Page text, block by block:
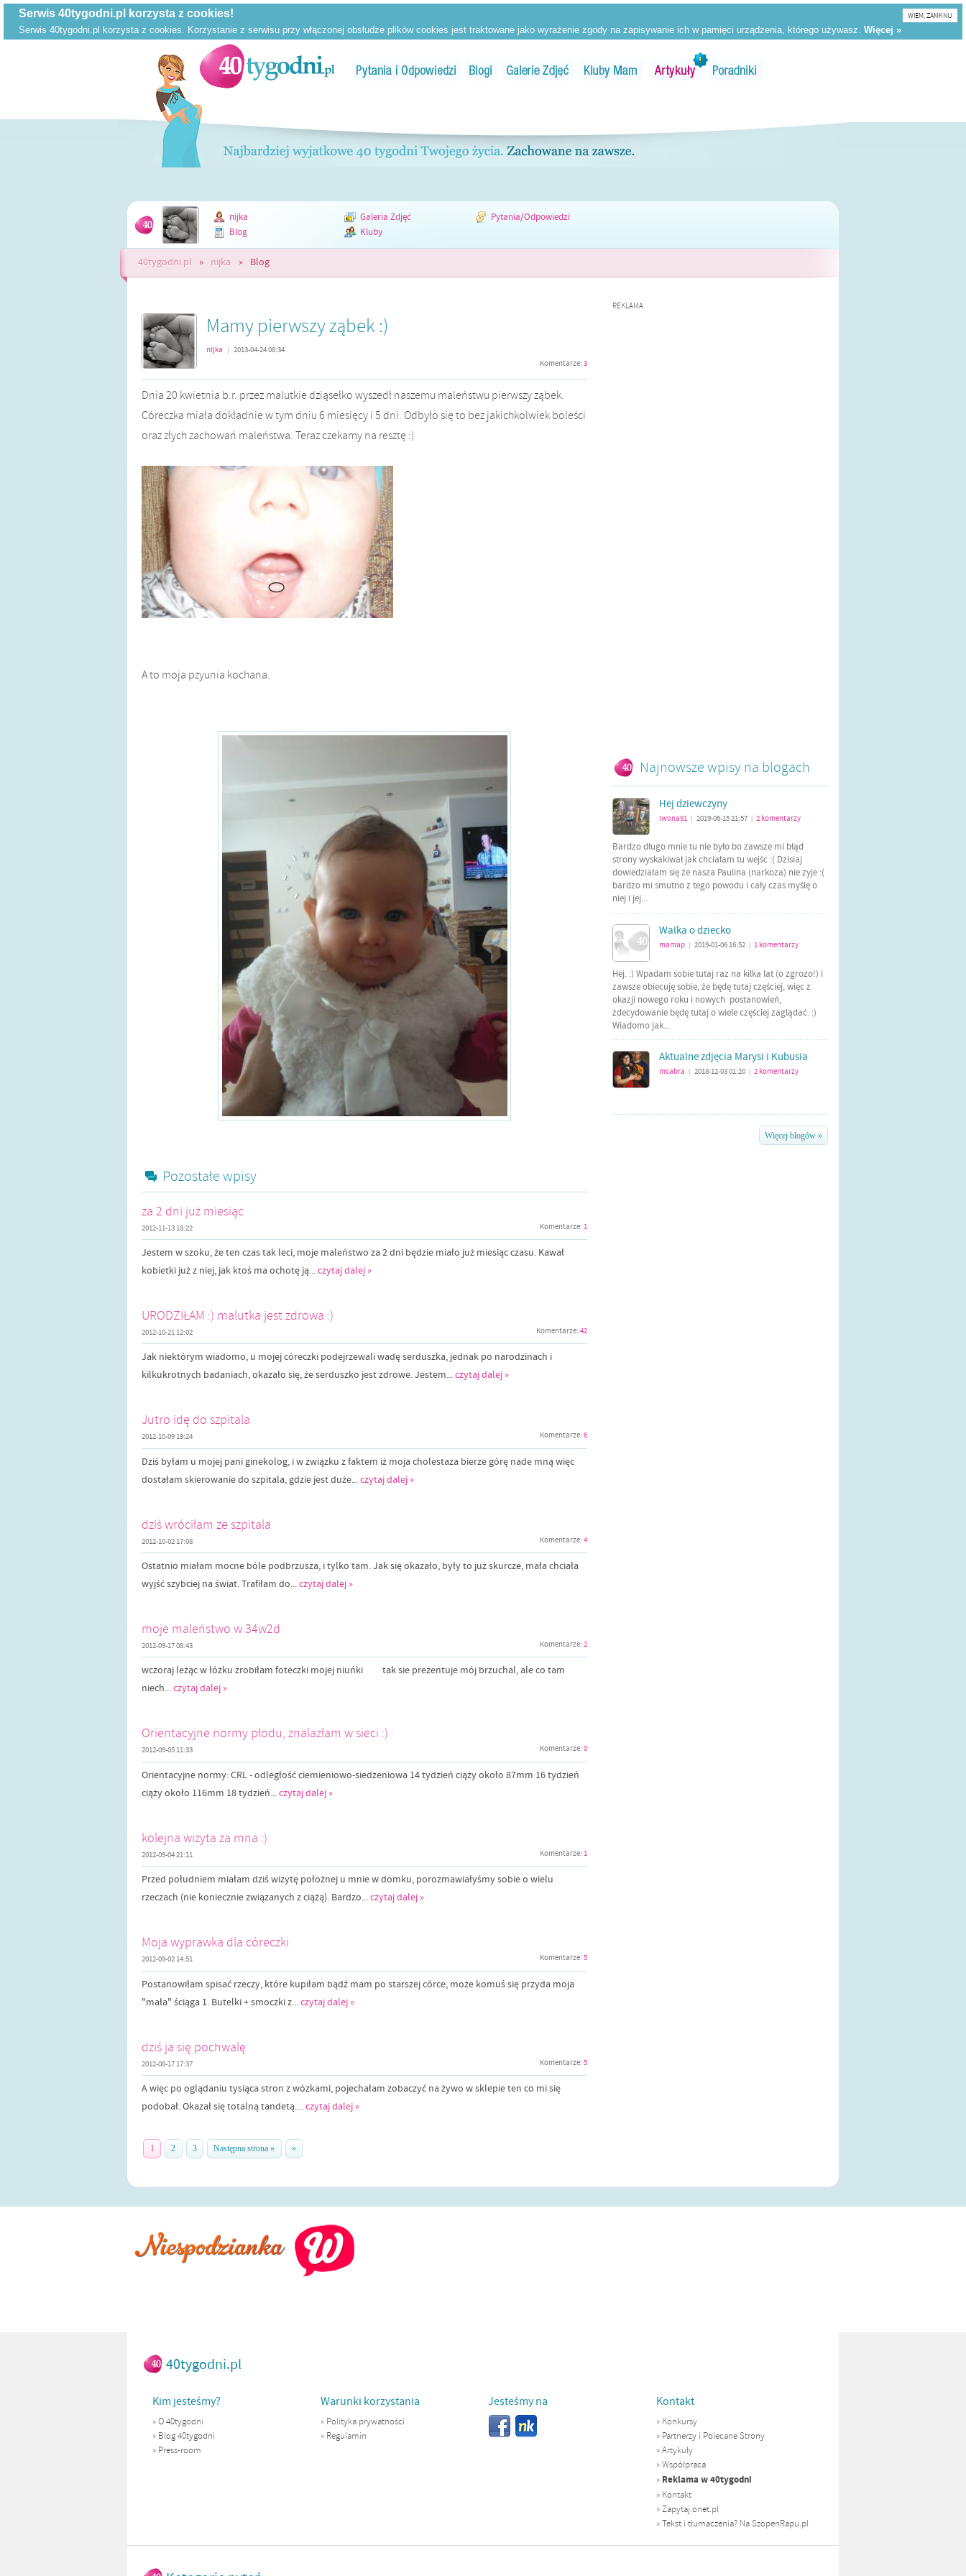
WIEM, ZAMKNIJ
nijka Galeria Zdjęć
Pytania/Odpowiedzi
Blog
Kluby
40tygodni.pl » nijka » Blog
Mamy pierwszy ząbek :)
nijka | 2013-04-24 08:34
Komentarze: 3
Dnia 20 kwietnia b.r. przez malutkie dziąsełko wyszedł naszemu maleństwu pierwszy ząbek.
Córeczka miała dokładnie w tym dniu 6 miesięcy i 5 dni. Odbyło się to bez jakichkolwiek boleści
oraz złych zachowań maleństwa. Teraz czekamy na resztę :)
A to moja pzyunia kochana.
Pozostałe wpisy
za 2 dni już miesiąc
2012-11-13 18:22 Komentarze: 1
Jestem w szoku, że ten czas tak leci, moje maleństwo za 2 dni będzie miało już miesiąc czasu. Kawał
kobietki już z niej, jak ktoś ma ochotę ją...czytaj dalej »
URODZIŁAM :) malutka jest zdrowa :)
2012-10-21 12:02 Komentarze: 42
Jak niektórym wiadomo, u mojej córeczki podejrzewali wadę serduszka, jednak po narodzinach i
kilkukrotnych badaniach, okazało się, że serduszko jest zdrowe. Jestem...czytaj dalej »
Jutro idę do szpitala
2012-10-09 19:24 Komentarze: 6
Dziś byłam u mojej pani ginekolog, i w związku z faktem iż moja cholestaza bierze górę nade mną więc
dostałam skierowanie do szpitala, gdzie jest duże...czytaj dalej »
dziś wróciłam ze szpitala
2012-10-02 17:08 Komentarze: 4
Ostatnio miałam mocne bóle podbrzusza, i tylko tam. Jak się okazało, były to już skurcze, mała chciała
wyjść szybciej na świat. Trafiłam do...czytaj dalej »
moje maleństwo w 34w2d
2012-09-17 08:43 Komentarze: 2
wczoraj leżąc w łóżku zrobiłam foteczki mojej niuńki tak sie prezentuje mój brzuchal, ale co tam
niech...czytaj dalej »
Orientacyjne normy płodu, znalazłam w sieci :)
2012-09-05 11:33 Komentarze: 0
Orientacyjne normy: CRL - odległość ciemieniowo-siedzeniowa 14 tydzień ciąży około 87mm 16 tydzień
ciąży około 116mm 18 tydzień...czytaj dalej »
kolejna wizyta za mna :)
2012-09-04 21:11 Komentarze: 1
Przed południem miałam dziś wizytę położnej u mnie w domku, porozmawiałyśmy sobie o wielu
rzeczach (nie koniecznie związanych z ciążą). Bardzo...czytaj dalej »
Moja wyprawka dla córeczki
2012-09-02 14:51 Komentarze: 5
Postanowiłam spisać rzeczy, które kupiłam bądź mam po starszej córce, może komuś się przyda moja
"mała" ściąga 1. Butelki + smoczki z...czytaj dalej »
dziś ja się pochwalę
2012-08-17 17:37 Komentarze: 5
A więc po oglądaniu tysiąca stron z wózkami, pojechałam zobaczyć na żywo w sklepie ten co mi się
podobał. Okazał się totalną tandetą....czytaj dalej »
1 2 3 Następna strona » »
REKLAMA
Najnowsze wpisy na blogach
Hej dziewczyny
iwona91 2019-06-15 21:57 2 komentarzy
Bardzo długo mnie tu nie było bo zawsze mi błąd
strony wyskakiwał jak chciałam tu wejśc :( Dzisiaj
dowiedziałam się że nasza Paulina (narkoza) nie zyje :(
bardzo mi smutno z tego powodu i cały czas myślę o
niej i jej...
Walka o dziecko
mamap 2019-01-06 16:52 1 komentarzy
Hej. :) Wpadam sobie tutaj raz na kilka lat (o zgrozo!) i
zawsze obiecuję sobie, że będę tutaj częściej, więc z
okazji nowego roku i nowych postanowień,
zdecydowanie będę tutaj o wiele częściej zaglądać. :)
Wiadomo jak...
Aktualne zdjęcia Marysi i Kubusia
mcabra 2018-12-03 01:20 2 komentarzy
Więcej blogów »
40tygodni.pl
Kim jesteśmy?
»O 40tygodni
» Blog 40tygodni
» Press-room
Warunki korzystania
» Polityka prywatności
» Regulamin
Jesteśmy na Kontakt
» Konkursy
» Partnerzy i Polecane Strony
»Artykuły
»Współpraca
» Reklama w 40tygodni
» Kontakt
»Zapytaj.onet.pl
»Tekst i tłumaczenia? Na SzopenRapu.pl